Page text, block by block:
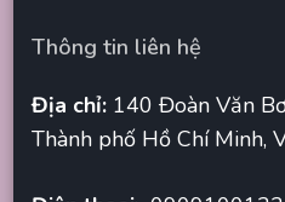
Thông tin liên hệ
Địa chỉ: 140 Đoàn Văn
Thành phố Hồ Chí Minh,